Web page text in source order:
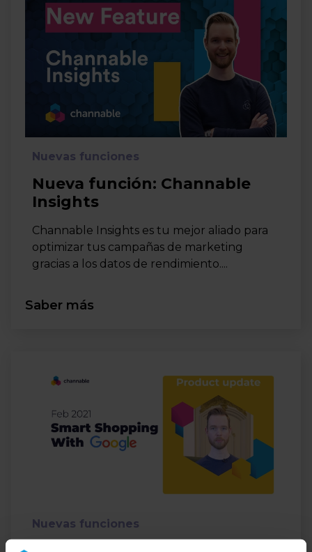
Nuevas funciones
Nueva función: Channable
Insights
Channable Insights es tu mejor aliado para
optimizar tus campañas de marketing
gracias a los datos de rendimiento....
Saber más
Nuevas funciones